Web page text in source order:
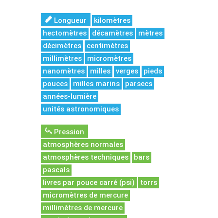
Longueur
kilomètres
hectomètres
décamètres
mètres
décimètres
centimètres
millimètres
micromètres
nanomètres
milles verges
pieds
pouces
milles marins
parsecs
années-lumière
unités astronomiques
Pression
atmosphères normales
atmosphères techniques
bars
pascals
livres par pouce carré (psi)
torrs
micromètres de mercure
millimètres de mercure